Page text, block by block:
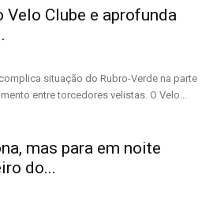
Velo Clube e aprofunda
situação do Rubro-Verde na parte
entre torcedores velistas. O Velo...
mas para em noite
do...